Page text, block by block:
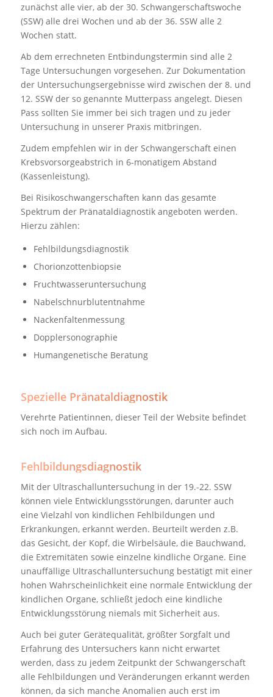
zunächst alle vier, ab der 30. Schwangerschaftswoche
(SSW) alle drei Wochen und ab der 36. SSW alle 2
Wochen statt.
Ab dem errechneten Entbindungstermin sind alle 2
Tage Untersuchungen vorgesehen. Zur Dokumentation
der Untersuchungsergebnisse wird zwischen der 8. und
12. SSW der so genannte Mutterpass angelegt. Diesen
Pass sollten Sie immer bei sich tragen und zu jeder
Untersuchung in unserer Praxis mitbringen.
Zudem empfehlen wir in der Schwangerschaft einen
Krebsvorsorgeabstrich in 6-monatigem Abstand
(Kassenleistung).
Bei Risikoschwangerschaften kann das gesamte
Spektrum der Pränataldiagnostik angeboten werden.
Hierzu zählen:
Fehlbildungsdiagnostik
Chorionzottenbiopsie
Fruchtwasseruntersuchung
Nabelschnurblutentnahme
Nackenfaltenmessung
Dopplersonographie
Humangenetische Beratung
Spezielle Pränataldiagnostik
Verehrte Patientinnen, dieser Teil der Website befindet
sich noch im Aufbau.
Fehlbildungsdiagnostik
Mit der Ultraschalluntersuchung in der 19.-22. SSW
können viele Entwicklungsstörungen, darunter auch
eine Vielzahl von kindlichen Fehlbildungen und
Erkrankungen, erkannt werden. Beurteilt werden z.B.
das Gesicht, der Kopf, die Wirbelsäule, die Bauchwand,
die Extremitäten sowie einzelne kindliche Organe. Eine
unauffällige Ultraschalluntersuchung bestätigt mit einer
hohen Wahrscheinlichkeit eine normale Entwicklung der
kindlichen Organe, schließt jedoch eine kindliche
Entwicklungsstörung niemals mit Sicherheit aus.
Auch bei guter Gerätequalität, größter Sorgfalt und
Erfahrung des Untersuchers kann nicht erwartet
werden, dass zu jedem Zeitpunkt der Schwangerschaft
alle Fehlbildungen und Veränderungen erkannt werden
können, da sich manche Anomalien auch erst im